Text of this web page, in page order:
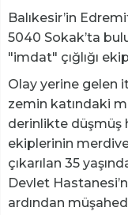
Balıkesir’in
5040 Sokak’ta
"imdat" çığlığı
Olay yerine gelen
zemin katındaki
derinlikte düşmüş
ekiplerinin
çıkarılan 35
Devlet
ardından